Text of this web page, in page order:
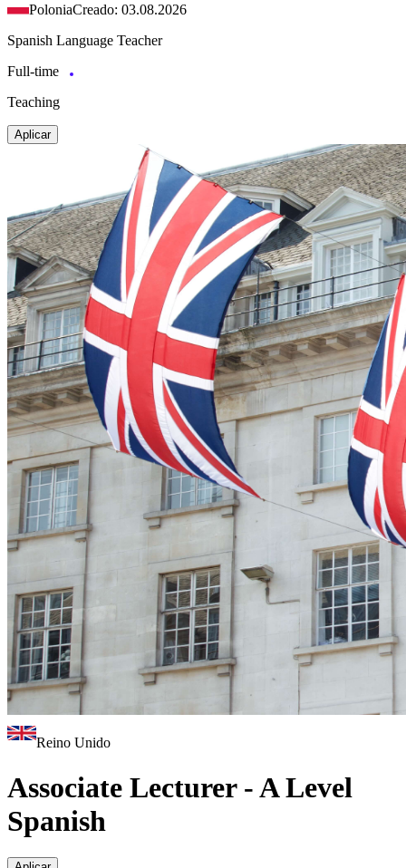
PoloniaCreado: 03.08.2026
Spanish Language Teacher
Full-time
Teaching
Aplicar
Reino Unido
Associate Lecturer - A Level
Spanish